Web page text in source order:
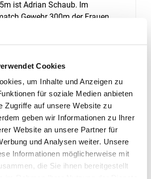
Cookies
um Inhalte und Anzeigen zu
für soziale Medien anbieten
Zugriffe auf unsere Website zu
geben wir Informationen zu Ihrer
Website an unsere Partner für
und Analysen weiter. Unsere
Informationen möglicherweise mit
die Sie ihnen bereitgestellt
ist Adrian Schaub. Im
Gewehr 300m der Frauen